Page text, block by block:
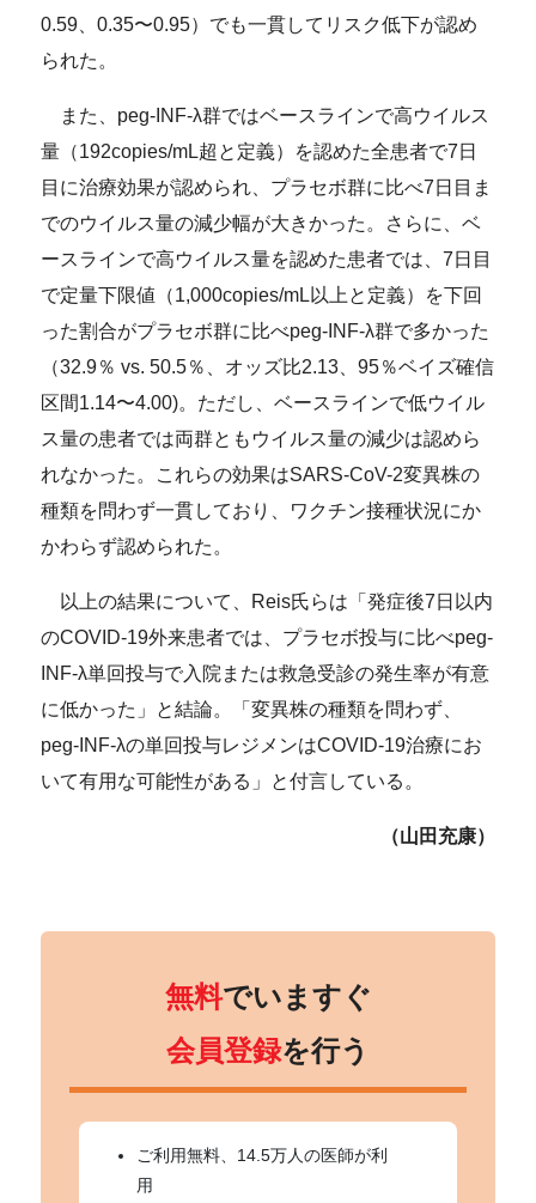
0.59、0.35〜0.95）でも一貫してリスク低下が認め
られた。
また、peg-INF-λ群ではベースラインで高ウイルス
量（192copies/mL超と定義）を認めた全患者で7日
目に治療効果が認められ、プラセボ群に比べ7日目ま
でのウイルス量の減少幅が大きかった。さらに、ベ
ースラインで高ウイルス量を認めた患者では、7日目
で定量下限値（1,000copies/mL以上と定義）を下回
った割合がプラセボ群に比べpeg-INF-λ群で多かった
（32.9％ vs. 50.5％、オッズ比2.13、95％ベイズ確信
区間1.14〜4.00)。ただし、ベースラインで低ウイル
ス量の患者では両群ともウイルス量の減少は認めら
れなかった。これらの効果はSARS-CoV-2変異株の
種類を問わず一貫しており、ワクチン接種状況にか
かわらず認められた。
以上の結果について、Reis氏らは「発症後7日以内
のCOVID-19外来患者では、プラセボ投与に比べpeg-
INF-λ単回投与で入院または救急受診の発生率が有意
に低かった」と結論。「変異株の種類を問わず、
peg-INF-λの単回投与レジメンはCOVID-19治療にお
いて有用な可能性がある」と付言している。
（山田充康）
無料でいますぐ
会員登録を行う
ご利用無料、14.5万人の医師が利
用